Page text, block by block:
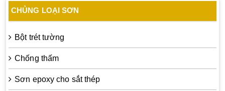
CHỦNG LOẠI SƠN
Bột trét tường
Chống thấm
Sơn epoxy cho sắt thép